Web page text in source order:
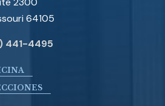
64105
441-4495